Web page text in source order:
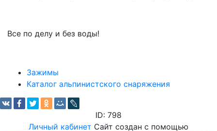
Все по делу и без воды!
Зажимы
Каталог альпинистского снаряжения
ID: 798
Личный кабинет Сайт создан с помощью